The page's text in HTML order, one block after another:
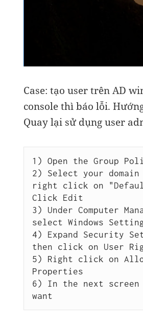
Case: tạo user trên AD
console thì báo lỗi.
Quay lại sử dụng user
1) Open the Group
2) Select your domain
right click on
Click Edit
3) Under Computer
select Windows
4) Expand Security
then click on User
5) Right click on
Properties
6) In the next screen